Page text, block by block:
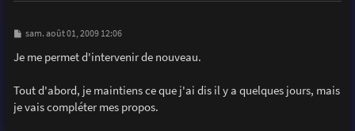
M
s
s
e
sam. août 01, 2009 12:06
Je me permet d'intervenir de nouveau.
Tout d'abord, je maintiens ce que j'ai dis il y a quelques jours, mais
je vais compléter mes propos.